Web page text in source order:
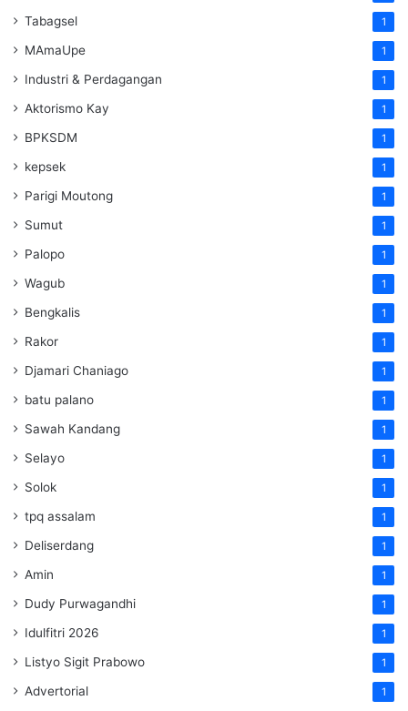
Tabagsel 1
MAmaUpe 1
Industri & Perdagangan 1
Aktorismo Kay 1
BPKSDM 1
kepsek 1
Parigi Moutong 1
Sumut 1
Palopo 1
Wagub 1
Bengkalis 1
Rakor 1
Djamari Chaniago 1
batu palano 1
Sawah Kandang 1
Selayo 1
Solok 1
tpq assalam 1
Deliserdang 1
Amin 1
Dudy Purwagandhi 1
Idulfitri 2026 1
Listyo Sigit Prabowo 1
Advertorial 1